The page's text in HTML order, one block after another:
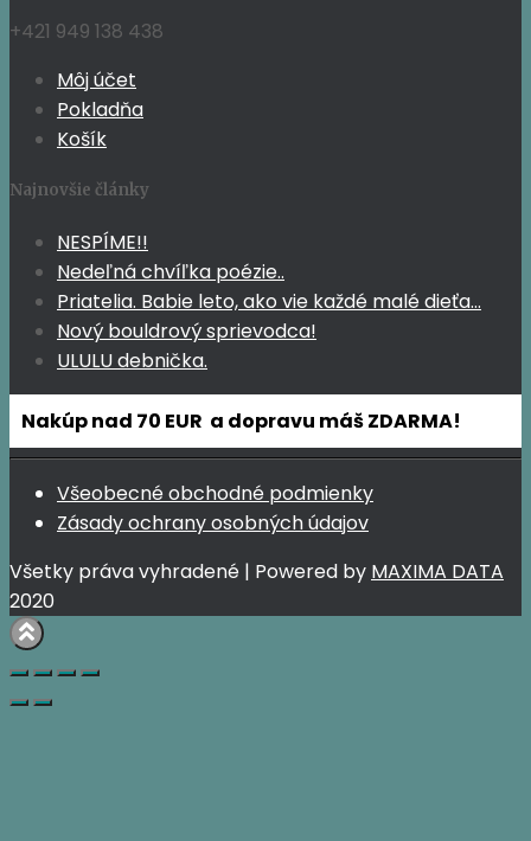
+421 949 138 438
Môj účet
Pokladňa
Košík
Najnovšie články
NESPÍME!!
Nedeľná chvíľka poézie..
Priatelia. Babie leto, ako vie každé malé dieťa…
Nový bouldrový sprievodca!
ULULU debnička.
Nakúp nad 70 EUR a dopravu máš ZDARMA!
Všeobecné obchodné podmienky
Zásady ochrany osobných údajov
Všetky práva vyhradené | Powered by MAXIMA DATA
2020